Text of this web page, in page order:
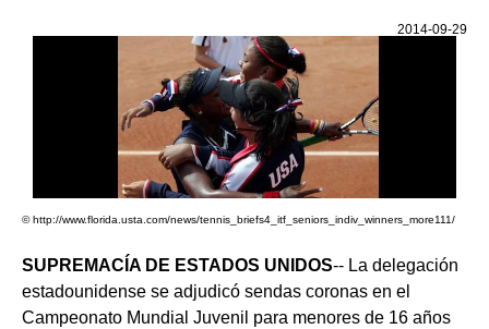
2014-09-29
© http://www.florida.usta.com/news/tennis_briefs4_itf_seniors_indiv_winners_more111/
SUPREMACÍA DE ESTADOS UNIDOS-- La delegación
estadounidense se adjudicó sendas coronas en el
Campeonato Mundial Juvenil para menores de 16 años